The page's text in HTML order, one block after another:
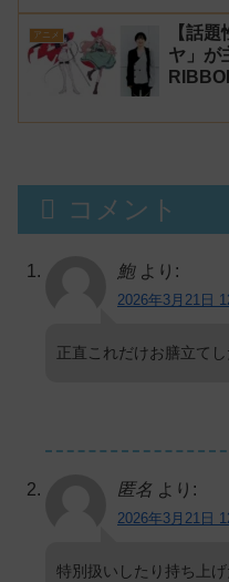
【生成
アニメ
【話
ヤ」が
ンルン
コメント
鮑 より:
2026年3月21日
正直これだけお膳立て
匿名 より:
2026年3月21日
特別扱いしたり持ち上